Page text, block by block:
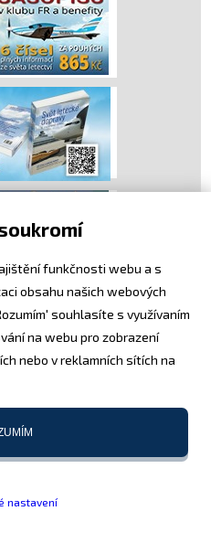
funkčnosti webu a s
obsahu našich webových
souhlasíte s využívaním
na webu pro zobrazení
nebo v reklamních sítích na
nastavení